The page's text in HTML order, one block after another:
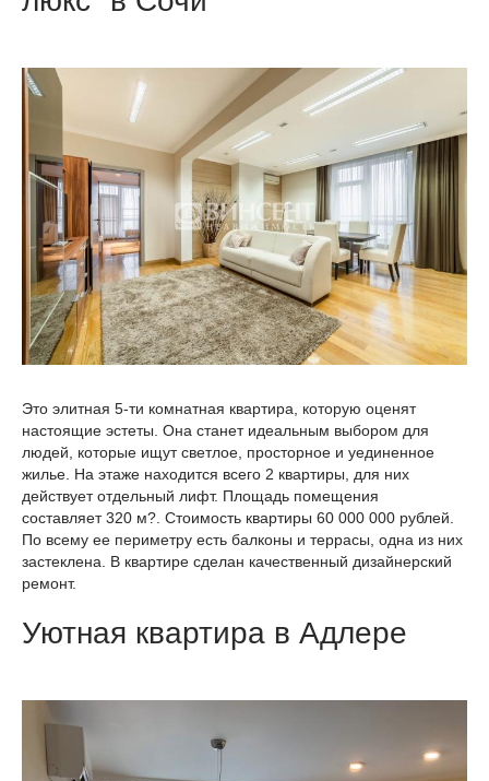
Это элитная 5-ти комнатная квартира, которую оценят
настоящие эстеты. Она станет идеальным выбором для
людей, которые ищут светлое, просторное и уединенное
жилье. На этаже находится всего 2 квартиры, для них
действует отдельный лифт. Площадь помещения
составляет 320 м?. Стоимость квартиры 60 000 000 рублей.
По всему ее периметру есть балконы и террасы, одна из них
застеклена. В квартире сделан качественный дизайнерский
ремонт.
Уютная квартира в Адлере